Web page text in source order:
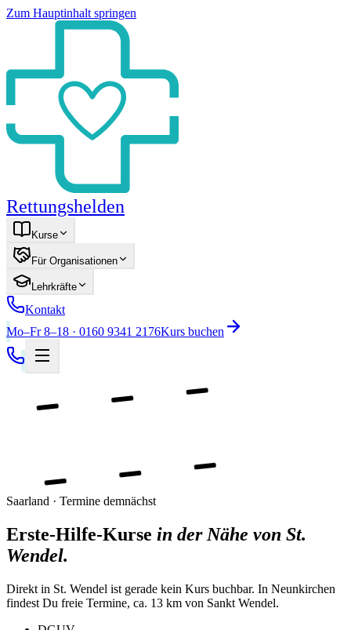
Zum Hauptinhalt springen
Rettungshelden
Kurse
Für Organisationen
Lehrkräfte
Kontakt
Mo–Fr 8–18 · 0160 9341 2176Kurs buchen
Saarland · Termine demnächst
Erste-Hilfe-Kurse in der Nähe von St.
Wendel.
Direkt in St. Wendel ist gerade kein Kurs buchbar. In Neunkirchen
findest Du freie Termine, ca. 13 km von Sankt Wendel.